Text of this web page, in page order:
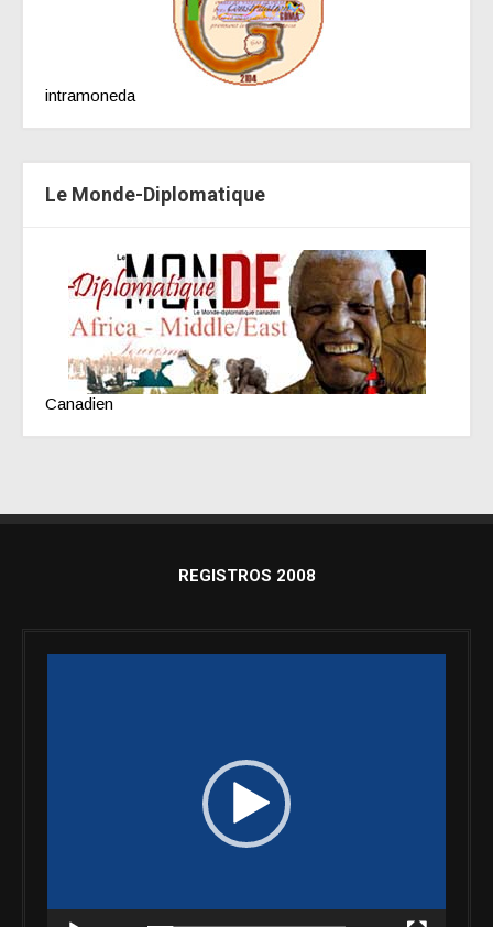
intramoneda
Le Monde-Diplomatique
Canadien
REGISTROS 2008